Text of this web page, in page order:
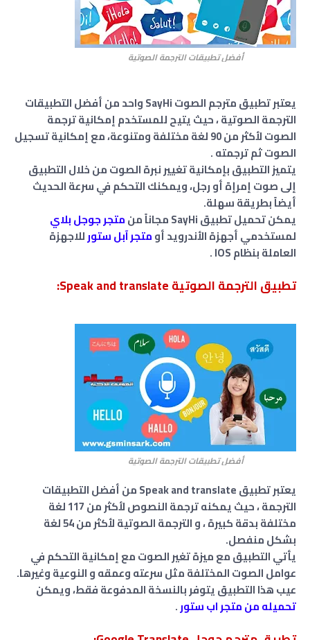
أفضل تطبيقات الترجمة الصوتية
يعتبر تطبيق مترجم الصوت SayHi واحد من أفضل التطبيقات
الترجمة الصوتية ، حيث يتيح للمستخدم إمكانية ترجمة
الصوت لأكثر من 90 لغة مختلفة ومتنوعة، مع إمكانية تسجيل
الصوت ثم ترجمته .
يتميز التطبيق بإمكانية تغيير نبرة الصوت من خلال التطبيق
إلى صوت إمرإة أو رجل، ويمكنك التحكم في سرعة الحديث
أيضاً بطريقة سهلة.
يمكن تحميل تطبيق SayHi مجاناً من
متجر جوجل بلاي
لمستخدمي أجهزة الأندرويد أومتجر آبل ستورللاجهزة
العاملة بنظام IOS .
تطبيق الترجمة الصوتية Speak and translate:
أفضل تطبيقات الترجمة الصوتية
يعتبر تطبيق Speak and translate من أفضل التطبيقات
الترجمة ، حيث يمكنه ترجمة النصوص لأكثر من 117 لغة
مختلفة بدقة كبيرة ، و الترجمة الصوتية لأكثر من 54 لغة
بشكل منفصل.
يأتي التطبيق مع ميزة تغير الصوت مع إمكانية التحكم في
عوامل الصوت المختلفة مثل سرعته وعمقه و النوعية وغيرها.
عيب هذا التطبيق يتوفر بالنسخة المدفوعة فقط، ويمكن
تحميله من متجر اب ستور.